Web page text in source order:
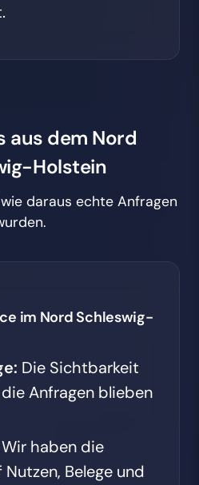
aus dem Nord
Holstein
daraus echte Anfragen
im Nord Schleswig-
Die Sichtbarkeit
Anfragen blieben
Wir haben die
Belege und